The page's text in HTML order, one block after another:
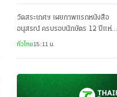
วัดสระเกศฯ เผยภาพแรกหนังสือ
อนุสรณ์ ครบรอบนักษัตร 12 ปีแห่ง
มรณกาล "สมเด็จเกี่ยว"
ทั่วไทย15:11 น.